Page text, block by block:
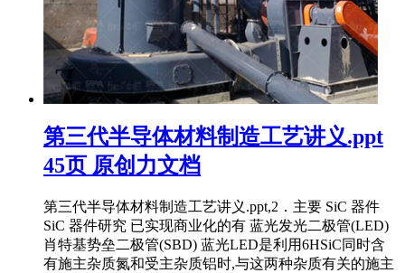
第三代半导体材料制造工艺讲义.ppt
45页 原创力文档
第三代半导体材料制造工艺讲义.ppt,2．主要 SiC 器件
SiC 器件研究 已实现商业化的有 蓝光发光二极管(LED)
肖特基势垒二极管(SBD) 蓝光LED是利用6HSiC同时含
有施主杂质氮和受主杂质铝时,与这两种杂质有关的施主